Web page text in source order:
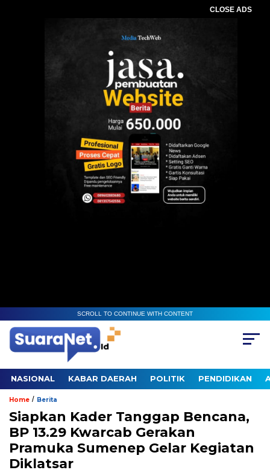
CLOSE ADS
SCROLL TO CONTINUE WITH CONTENT
NASIONAL KABAR DAERAH POLITIK PENDIDIKAN
Home / Berita
Siapkan Kader Tanggap Bencana,
BP 13.29 Kwarcab Gerakan
Pramuka Sumenep Gelar Kegiatan
Diklatsar